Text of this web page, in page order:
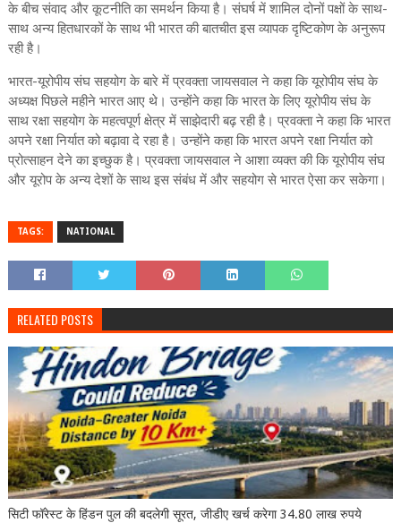
के बीच संवाद और कूटनीति का समर्थन किया है। संघर्ष में शामिल दोनों पक्षों के साथ-
साथ अन्य हितधारकों के साथ भी भारत की बातचीत इस व्यापक दृष्टिकोण के अनुरूप
रही है।
भारत-यूरोपीय संघ सहयोग के बारे में प्रवक्ता जायसवाल ने कहा कि यूरोपीय संघ के
अध्यक्ष पिछले महीने भारत आए थे। उन्होंने कहा कि भारत के लिए यूरोपीय संघ के
साथ रक्षा सहयोग के महत्वपूर्ण क्षेत्र में साझेदारी बढ़ रही है। प्रवक्ता ने कहा कि भारत
अपने रक्षा निर्यात को बढ़ावा दे रहा है। उन्‍होंने कहा कि भारत अपने रक्षा निर्यात को
प्रोत्‍साहन देने का इच्‍छुक है। प्रवक्ता जायसवाल ने आशा व्‍यक्‍त की कि यूरोपीय संघ
और यूरोप के अन्‍य देशों के साथ इस संबंध में और सहयोग से भारत ऐसा कर सकेगा।
TAGS: NATIONAL
RELATED POSTS
सिटी फॉरेस्ट के हिंडन पुल की बदलेगी सूरत, जीडीए खर्च करेगा 34.80 लाख रुपये